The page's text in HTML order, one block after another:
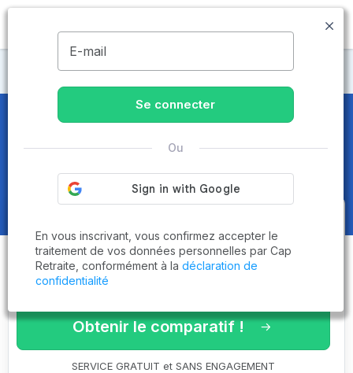
MENU
Maisons de retraite Hérault
Maisons de retraite et EHPAD
Castelnau-le-Lez (34170)
Obtenez le
comparatif des
établissementsadaptés à vos
critères en 3 minutes !
Obtenir le comparatif !
SERVICE GRATUIT et SANS ENGAGEMENT
E-mail
Se connecter
Ou
En vous inscrivant, vous confirmez accepter le
traitement de vos données personnelles par Cap
Retraite, conformément à la déclaration de
confidentialité